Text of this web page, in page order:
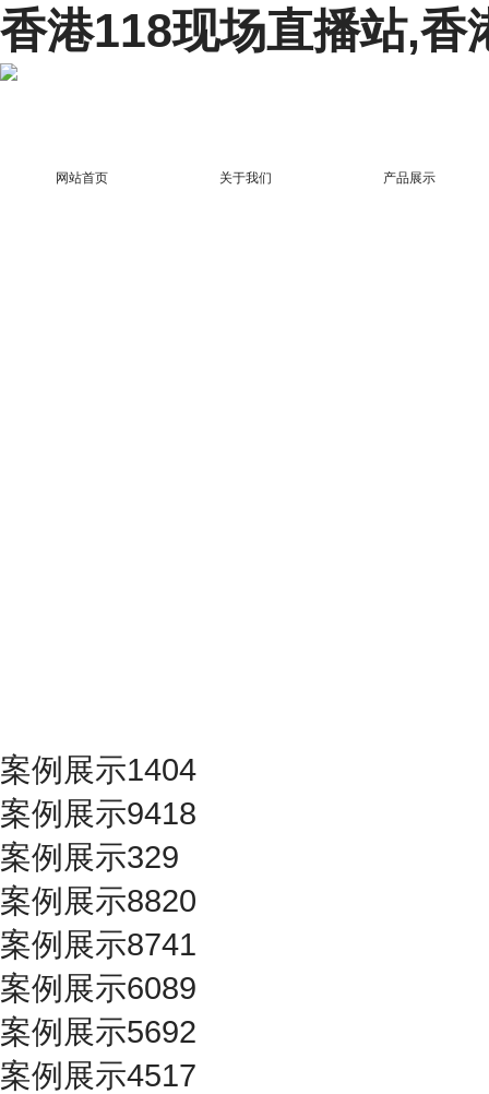
香港118现场直播站,香
网站首页 关于我们 产品展示
案例展示1404
案例展示9418
案例展示329
案例展示8820
案例展示8741
案例展示6089
案例展示5692
案例展示4517